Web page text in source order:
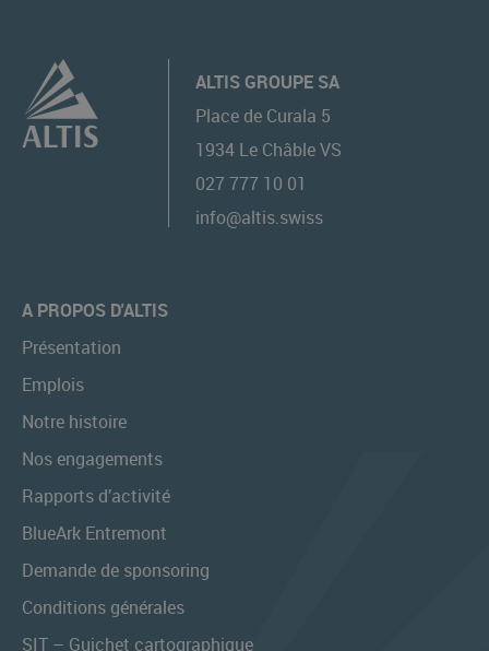
ALTIS GROUPE SA
Place de Curala 5
1934 Le Châble VS
027 777 10 01
info@altis.swiss
A PROPOS D'ALTIS
Présentation
Emplois
Notre histoire
Nos engagements
Rapports d’activité
BlueArk Entremont
Demande de sponsoring
Conditions générales
SIT – Guichet cartographique